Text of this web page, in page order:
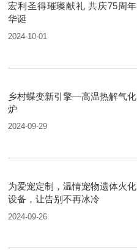
宏利圣得璀璨献礼 共庆75周年
华诞
2024-10-01
乡村蝶变新引擎—高温热解气化
炉
2024-09-29
为爱宠定制，温情宠物遗体火化
设备，让告别不再冰冷
2024-09-26